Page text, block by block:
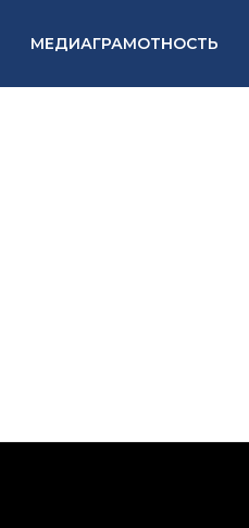
МЕДИАГРАМОТНОСТЬ